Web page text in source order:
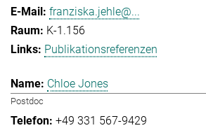
franziska.jehle@...
K-1.156
Publikationsreferenzen
Chloe Jones
Postdoc
+49 331 567-9429